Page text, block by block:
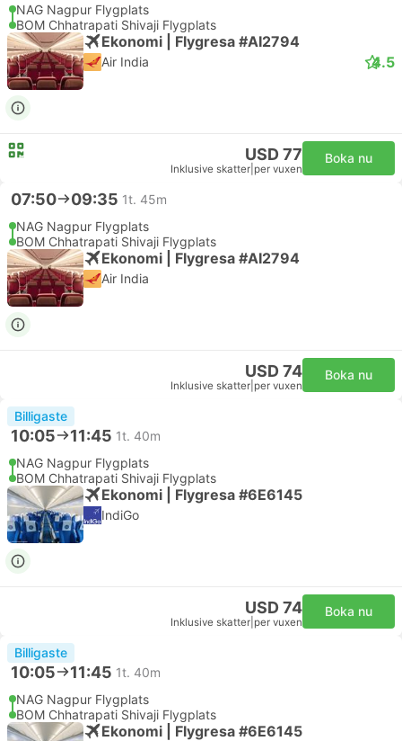
NAG Nagpur Flygplats
BOM Chhatrapati Shivaji Flygplats
Ekonomi | Flygresa #AI2794
Air India 4.5
USD 77
Inklusive skatter per vuxen
Boka nu
07:50 09:35 1t. 45m
NAG Nagpur Flygplats
BOM Chhatrapati Shivaji Flygplats
Ekonomi | Flygresa #AI2794
Air India
USD 74
Inklusive skatter per vuxen
Boka nu
Billigaste
10:05 11:45 1t. 40m
NAG Nagpur Flygplats
BOM Chhatrapati Shivaji Flygplats
Ekonomi | Flygresa #6E6145
IndiGo
USD 74
Inklusive skatter per vuxen
Boka nu
Billigaste
10:05 11:45 1t. 40m
NAG Nagpur Flygplats
BOM Chhatrapati Shivaji Flygplats
Ekonomi | Flygresa #6E6145